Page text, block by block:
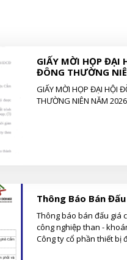
GIẤY MỜI HỌP ĐẠI
ĐÔNG THƯỜNG
GIẤY MỜI HỌP ĐẠI HỘI
THƯỜNG NIÊN NĂM 2026
Thông Báo Bán Đấu
Thông báo bán đấu giá
công nghiệp than -
Công ty cổ phần thiết bị